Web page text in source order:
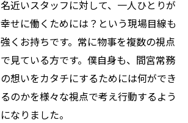
名近いスタッフに対して、一人ひとりが
幸せに働くためには？という現場目線も
強くお持ちです。常に物事を複数の視点
で見ている方です。僕自身も、間宮常務
の想いをカタチにするためには何ができ
るのかを様々な視点で考え行動するよう
になりました。